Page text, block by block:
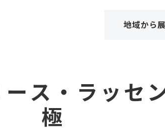
地域から
ス・ラッセ
極